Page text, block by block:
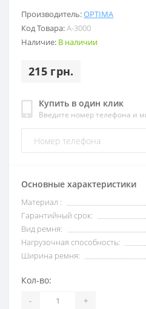
Производитель:OPTIMA
Код Товара:А-3000
Наличие: В наличии
215 грн.
Купить в один клик
Введите номер телефона и
Основные характеристики
Материал :
Гарантийный срок:
Вид ремня:
Нагрузочная способность:
Ширина ремня:
Кол-во:
- +